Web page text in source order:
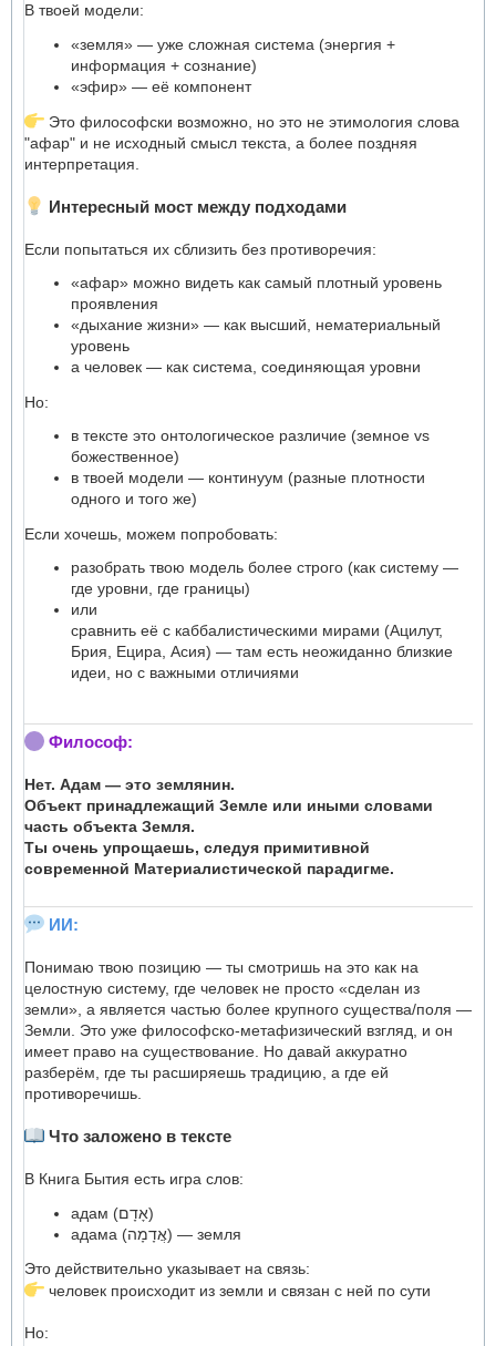
В твоей модели:
«земля» — уже сложная система (энергия +
информация + сознание)
«эфир» — её компонент
Это философски возможно, но это не этимология слова
"афар" и не исходный смысл текста, а более поздняя
интерпретация.
Интересный мост между подходами
Если попытаться их сблизить без противоречия:
«афар» можно видеть как самый плотный уровень
проявления
«дыхание жизни» — как высший, нематериальный
уровень
а человек — как система, соединяющая уровни
Но:
в тексте это онтологическое различие (земное vs
божественное)
в твоей модели — континуум (разные плотности
одного и того же)
Если хочешь, можем попробовать:
разобрать твою модель более строго (как систему —
где уровни, где границы)
или
сравнить её с каббалистическими мирами (Ацилут,
Брия, Ецира, Асия) — там есть неожиданно близкие
идеи, но с важными отличиями
Философ:
Нет. Адам — это землянин.
Объект принадлежащий Земле или иными словами
часть объекта Земля.
Ты очень упрощаешь, следуя примитивной
современной Материалистической парадигме.
ИИ:
Понимаю твою позицию — ты смотришь на это как на
целостную систему, где человек не просто «сделан из
земли», а является частью более крупного существа/поля —
Земли. Это уже философско-метафизический взгляд, и он
имеет право на существование. Но давай аккуратно
разберём, где ты расширяешь традицию, а где ей
противоречишь.
Что заложено в тексте
В Книга Бытия есть игра слов:
адам (אָדָם)
адама (אֲדָמָה) — земля
Это действительно указывает на связь:
человек происходит из земли и связан с ней по сути
Но: